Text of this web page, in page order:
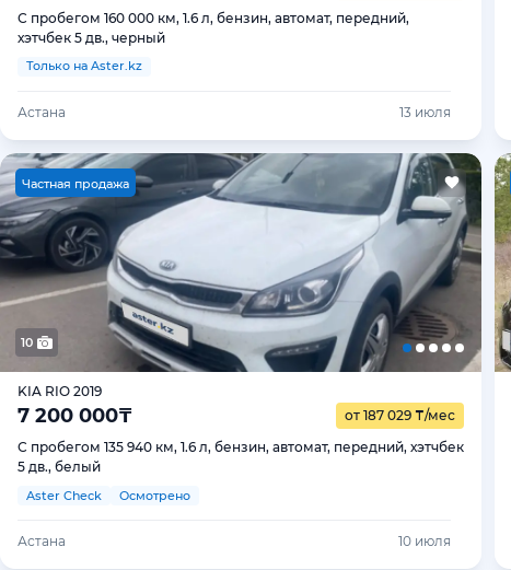
С пробегом 160 000 км, 1.6 л, бензин, автомат, передний,
хэтчбек 5 дв., черный
Только на Aster.kz
Астана 13 июля
Частная продажа
10
KIA RIO 2019
7 200 000₸ от 187 029 ₸/мес
С пробегом 135 940 км, 1.6 л, бензин, автомат, передний, хэтчбек
5 дв., белый
Aster Check Осмотрено
Астана 10 июля